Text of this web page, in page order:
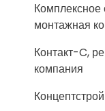
Комплексное
монтажная
Контакт-C,
компания